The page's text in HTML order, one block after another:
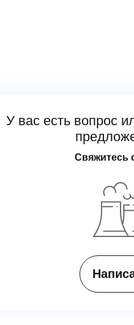
У вас есть вопрос
Свяжитесь